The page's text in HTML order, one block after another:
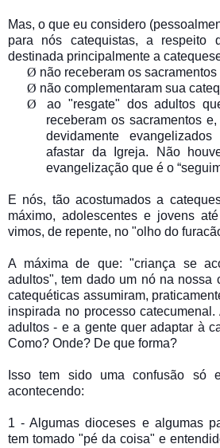
Mas, o que eu considero
para nós catequistas, a
destinada principalmente a
Ø não receberam os
Ø não complementaram sua
Ø
ao "resgate" dos adultos
receberam os sacramentos
devidamente
afastar da Igreja. Não
evangelização que é o
E nós, tão acostumados a
máximo, adolescentes e jovens
vimos, de repente, no "olho do
A máxima de que: "criança se
adultos", tem dado um nó na nossa
catequéticas assumiram,
inspirada no processo
adultos - e a gente quer adaptar à
Como? Onde? De que forma?
Isso tem sido uma confusão só
acontecendo:
1 - Algumas dioceses e algumas
tem tomado "pé da coisa" e